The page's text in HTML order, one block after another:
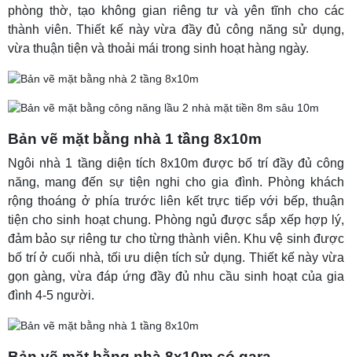
phòng thờ, tạo không gian riêng tư và yên tĩnh cho các
thành viên. Thiết kế này vừa đầy đủ công năng sử dụng,
vừa thuận tiện và thoải mái trong sinh hoạt hàng ngày.
Bản vẽ mặt bằng nhà 1 tầng 8x10m
Ngôi nhà 1 tầng diện tích 8x10m được bố trí đầy đủ công
năng, mang đến sự tiện nghi cho gia đình. Phòng khách
rộng thoáng ở phía trước liên kết trực tiếp với bếp, thuận
tiện cho sinh hoạt chung. Phòng ngủ được sắp xếp hợp lý,
đảm bảo sự riêng tư cho từng thành viên. Khu vệ sinh được
bố trí ở cuối nhà, tối ưu diện tích sử dụng. Thiết kế này vừa
gọn gàng, vừa đáp ứng đầy đủ nhu cầu sinh hoạt của gia
đình 4-5 người.